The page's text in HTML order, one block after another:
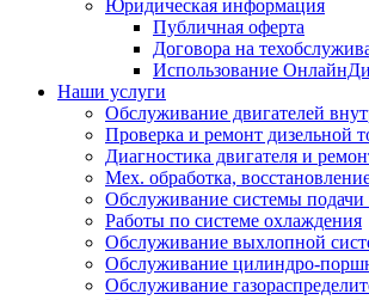
Юридическая информация
Публичная оферта
Договора на
Использование
Наши услуги
Обслуживание двигателей
Проверка и ремонт дизельной
Диагностика двигателя и
Мех. обработка,
Обслуживание системы подачи
Работы по системе охлаждения
Обслуживание выхлопной
Обслуживание цилиндро-
Обслуживание